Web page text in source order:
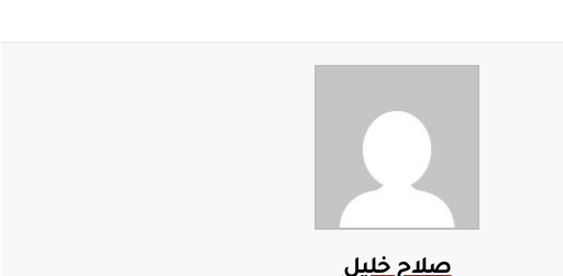
صلاح خليل